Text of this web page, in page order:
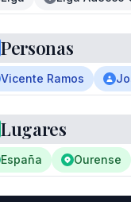
Personas
Vicente Ramos
Lugares
España Ourense